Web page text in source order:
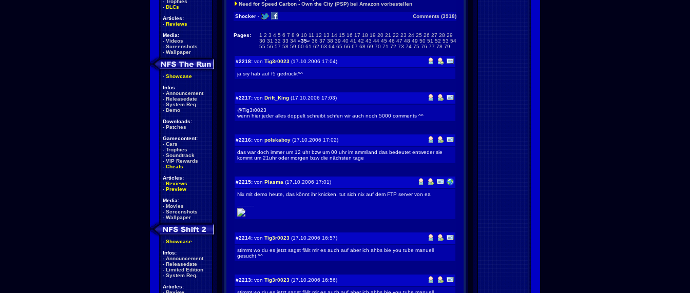
- Trophies
- DLCs
Articles:
- Reviews
Media:
- Videos
- Screenshots
- Wallpaper
- Showcase
Infos:
- Announcement
- Releasedate
- System Req.
- Demo
Downloads:
- Patches
Gamecontent:
- Cars
- Trophies
- Soundtrack
- VIP Rewards
- Cheats
Articles:
- Reviews
- Preview
Media:
- Movies
- Screenshots
- Wallpaper
- Showcase
Infos:
- Announcement
- Releasedate
- Limited Edition
- System Req.
Articles:
Need for Speed Carbon - Own the City (PSP) bei Amazon vorbestellen
Shocker - Comments (3918)
Pages: 1 2 3 4 5 6 7 8 9 10 11 12 13 14 15 16 17 18 19 20 21 22 23 24 25 26 27 28 29
30 31 32 33 34 »35« 36 37 38 39 40 41 42 43 44 45 46 47 48 49 50 51 52 53 54
55 56 57 58 59 60 61 62 63 64 65 66 67 68 69 70 71 72 73 74 75 76 77 78 79
#2218: von Tig3r0023 (17.10.2006 17:04)
ja sry hab auf f5 gedrückt^^
#2217: von Drift_King (17.10.2006 17:03)
@Tig3r0023
wenn hier jeder alles doppelt schreibt schfen wir auch noch 5000 comments ^^
#2216: von polskaboy (17.10.2006 17:02)
das war doch immer um 12 uhr bzw um 00 uhr im ammiland das bedeutet entweder sie
kommt um 21uhr oder morgen bzw die nächsten tage
#2215: von Plasma (17.10.2006 17:01)
Nix mit demo heute, das könnt ihr knicken. tut sich nix auf dem FTP server von ea
-----------
#2214: von Tig3r0023 (17.10.2006 16:57)
stimmt wo du es jetzt sagst fällt mir es auch auf aber ich ahbs bie you tube manuell
gesucht ^^
#2213: von Tig3r0023 (17.10.2006 16:56)